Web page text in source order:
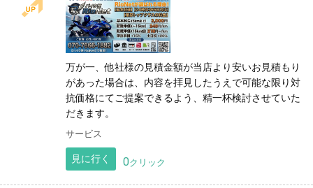
万が一、他社様の見積金額が当店より安いお見積もり
があった場合は、内容を拝見したうえで可能な限り対
抗価格にてご提案できるよう、精一杯検討させていた
だきます。
サービス
見に行く 0クリック